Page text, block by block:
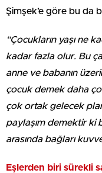
Şimşek’e göre bu da
“Çocukların yaşı ne
kadar fazla olur. Bu
anne ve babanın
çocuk demek daha
çok ortak gelecek
paylaşım demektir ki
arasında bağları
Eşlerden biri sürekli